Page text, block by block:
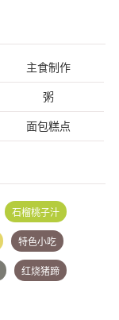
主食制作
粥
面包糕点
石榴桃子汁
特色小吃
红烧猪蹄